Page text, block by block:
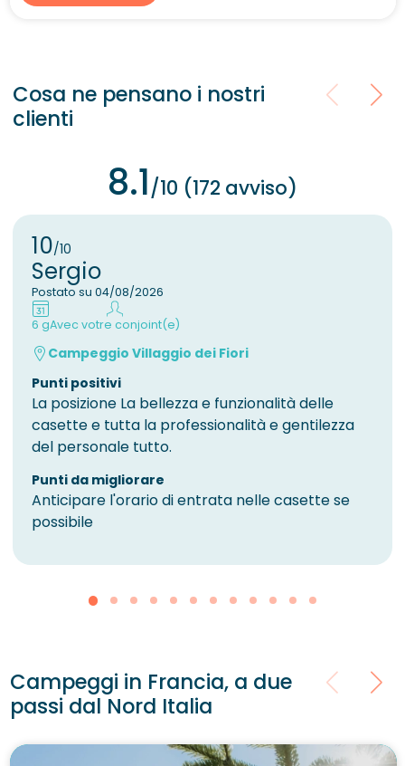
Cosa ne pensano i nostri
clienti
8.1/10 (172 avviso)
10/10
Sergio
Postato su 04/08/2026
6 gAvec votre conjoint(e)
Campeggio Villaggio dei Fiori
Punti positivi
La posizione La bellezza e funzionalità delle
casette e tutta la professionalità e gentilezza
del personale tutto.
Punti da migliorare
Anticipare l'orario di entrata nelle casette se
possibile
Campeggi in Francia, a due
passi dal Nord Italia